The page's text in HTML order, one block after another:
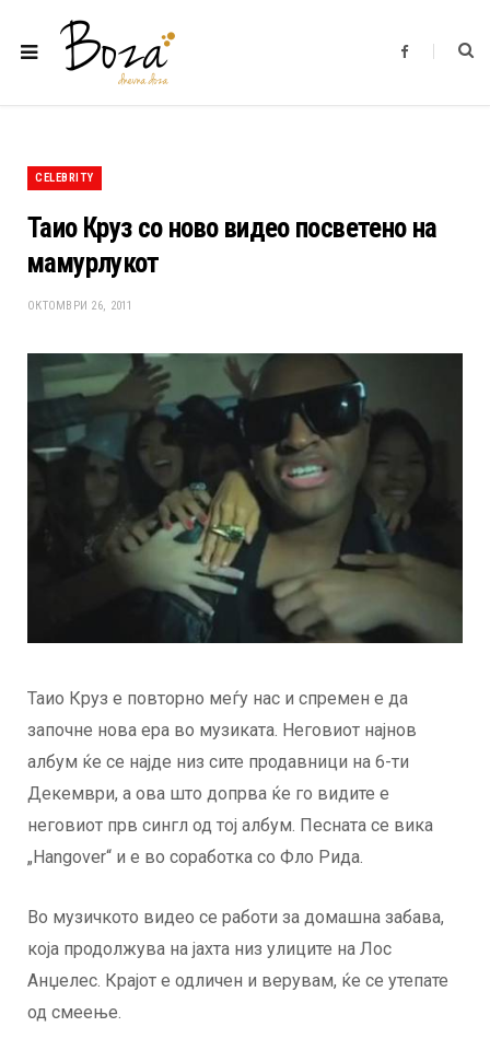
F
b
CELEBRITY
Таио Круз со ново видео посветено на
мамурлукот
ОКТОМВРИ 26, 2011
Таио Круз е повторно меѓу нас и спремен е да
започне нова ера во музиката. Неговиот најнов
албум ќе се најде низ сите продавници на 6-ти
Декември, а ова што допрва ќе го видите е
неговиот прв сингл од тој албум. Песната се вика
„Hangover“ и е во соработка со Фло Рида.
Во музичкото видео се работи за домашна забава,
која продолжува на јахта низ улиците на Лос
Анџелес. Крајот е одличен и верувам, ќе се утепате
од смеење.